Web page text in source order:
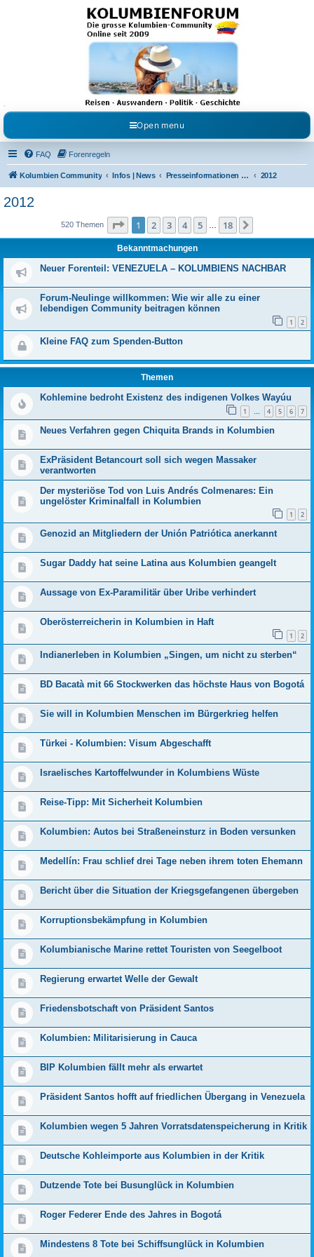
Kolumbienforum - Das
grosse Forum der
Freunde Kolumbiens
Reisen, Auswandern, Kultur, Politik, Geschichte und Visum in Kolumbien und Venezuela.
Austausch, Erfahrungen und Gemeinschaft im Kolumbienforum
Open menu
FAQ Forenregeln
Kolumbien Community Infos | News Presseinformationen & Neuigkeiten 2012
2012
520 Themen Seite 1von 18
1 2 3 4 5 … 18
Bekanntmachungen
Neuer Forenteil: VENEZUELA – KOLUMBIENS NACHBAR
Forum-Neulinge willkommen: Wie wir alle zu einer
lebendigen Community beitragen können
1 2
Kleine FAQ zum Spenden-Button
Themen
Koh­le­mine bedroht Exis­tenz des indi­genen Volkes Wayúu
1 … 4 5 6 7
Neues Verfahren gegen Chiquita Brands in Kolumbien
ExPräsident Betancourt soll sich wegen Massaker
verantworten
Der mysteriöse Tod von Luis Andrés Colmenares: Ein
ungelöster Kriminalfall in Kolumbien
1 2
Genozid an Mitgliedern der Unión Patriótica anerkannt
Sugar Daddy hat seine Latina aus Kolumbien geangelt
Aussage von Ex-Paramilitär über Uribe verhindert
Oberösterreicherin in Kolumbien in Haft
1 2
Indianerleben in Kolumbien „Singen, um nicht zu sterben“
BD Bacatà mit 66 Stockwerken das höchste Haus von Bogotá
Sie will in Kolumbien Menschen im Bürgerkrieg helfen
Türkei - Kolumbien: Visum Abgeschafft
Israelisches Kartoffelwunder in Kolumbiens Wüste
Reise-Tipp: Mit Sicherheit Kolumbien
Kolumbien: Autos bei Straßeneinsturz in Boden versunken
Medellín: Frau schlief drei Tage neben ihrem toten Ehemann
Bericht über die Situation der Kriegsgefangenen übergeben
Korruptionsbekämpfung in Kolumbien
Kolumbianische Marine rettet Touristen von Seegelboot
Regierung erwartet Welle der Gewalt
Friedensbotschaft von Präsident Santos
Kolumbien: Militarisierung in Cauca
BIP Kolumbien fällt mehr als erwartet
Präsident Santos hofft auf friedlichen Übergang in Venezuela
Kolumbien wegen 5 Jahren Vorratsdatenspeicherung in Kritik
Deutsche Kohleimporte aus Kolumbien in der Kritik
Dutzende Tote bei Busunglück in Kolumbien
Roger Federer Ende des Jahres in Bogotá
Mindestens 8 Tote bei Schiffsunglück in Kolumbien